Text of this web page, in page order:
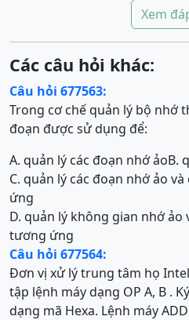
Xem
Các câu hỏi khác:
Câu hỏi 677563:
Trong cơ chế quản lý bộ nhớ
đoạn được sử dụng để:
A. quản lý các đoạn nhớ ảoB.
C. quản lý các đoạn nhớ ảo
ứng
D. quản lý không gian nhớ
tương ứng
Câu hỏi 677564:
Đơn vị xử lý trung tâm họ
tập lệnh máy dạng OP A, B .
dạng mã Hexa. Lệnh máy